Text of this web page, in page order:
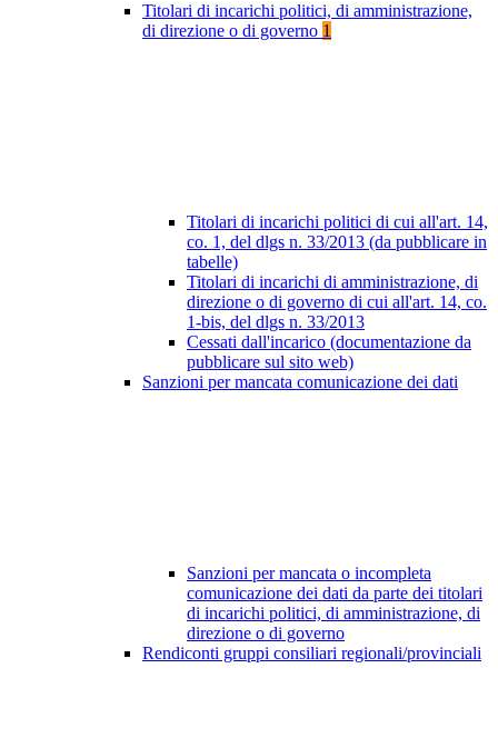
Titolari di incarichi politici, di amministrazione,
di direzione o di governo 1
Titolari di incarichi politici di cui all'art. 14,
co. 1, del dlgs n. 33/2013 (da pubblicare in
tabelle)
Titolari di incarichi di amministrazione, di
direzione o di governo di cui all'art. 14, co.
1-bis, del dlgs n. 33/2013
Cessati dall'incarico (documentazione da
pubblicare sul sito web)
Sanzioni per mancata comunicazione dei dati
Sanzioni per mancata o incompleta
comunicazione dei dati da parte dei titolari
di incarichi politici, di amministrazione, di
direzione o di governo
Rendiconti gruppi consiliari regionali/provinciali